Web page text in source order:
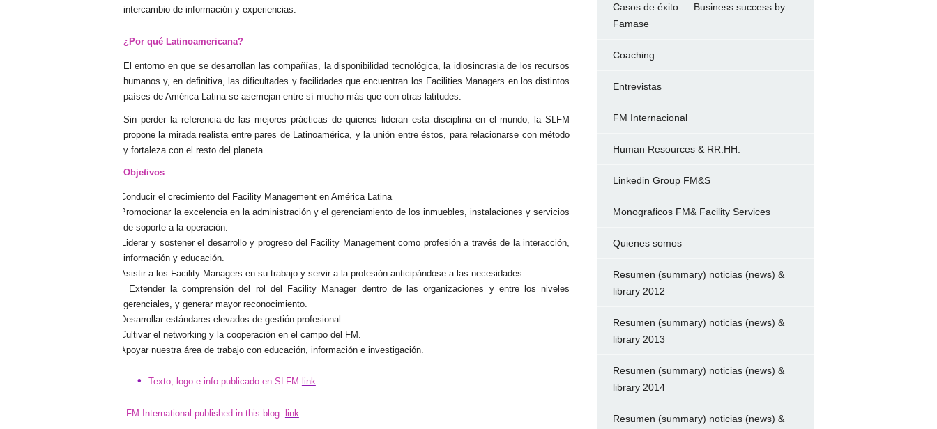
intercambio de información y experiencias.
¿Por qué Latinoamericana?
El entorno en que se desarrollan las compañías, la disponibilidad tecnológica, la idiosincrasia de los recursos
humanos y, en definitiva, las dificultades y facilidades que encuentran los Facilities Managers en los distintos
países de América Latina se asemejan entre sí mucho más que con otras latitudes.
Sin perder la referencia de las mejores prácticas de quienes lideran esta disciplina en el mundo, la SLFM
propone la mirada realista entre pares de Latinoamérica, y la unión entre éstos, para relacionarse con método
y fortaleza con el resto del planeta.
Objetivos
Conducir el crecimiento del Facility Management en América Latina
Promocionar la excelencia en la administración y el gerenciamiento de los inmuebles, instalaciones y servicios
de soporte a la operación.
Liderar y sostener el desarrollo y progreso del Facility Management como profesión a través de la interacción,
información y educación.
Asistir a los Facility Managers en su trabajo y servir a la profesión anticipándose a las necesidades.
Extender la comprensión del rol del Facility Manager dentro de las organizaciones y entre los niveles
gerenciales, y generar mayor reconocimiento.
Desarrollar estándares elevados de gestión profesional.
Cultivar el networking y la cooperación en el campo del FM.
Apoyar nuestra área de trabajo con educación, información e investigación.
Texto, logo e info publicado en SLFM link
FM International published in this blog: link
Casos de éxito…. Business success by
Famase
Coaching
Entrevistas
FM Internacional
Human Resources & RR.HH.
Linkedin Group FM&S
Monograficos FM& Facility Services
Quienes somos
Resumen (summary) noticias (news) &
library 2012
Resumen (summary) noticias (news) &
library 2013
Resumen (summary) noticias (news) &
library 2014
Resumen (summary) noticias (news) &